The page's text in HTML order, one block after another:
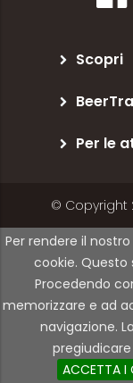
Per rendere il
cookie. Questo
Procedendo
memorizzare e ad
navigazione.
ACCETTA I
Scopri
Per le
© Copyright